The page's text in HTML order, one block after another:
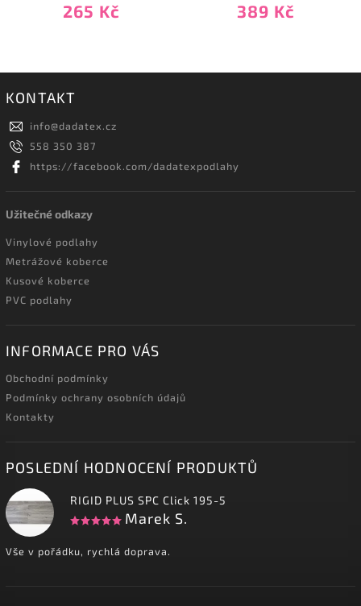
265 Kč 389 Kč
KONTAKT
info@dadatex.cz
558 350 387
https://facebook.com/dadatexpodlahy
Užitečné odkazy
Vinylové podlahy
Metrážové koberce
Kusové koberce
PVC podlahy
INFORMACE PRO VÁS
Obchodní podmínky
Podmínky ochrany osobních údajů
Kontakty
POSLEDNÍ HODNOCENÍ PRODUKTŮ
RIGID PLUS SPC Click 195-5
Marek S.
Vše v pořádku, rychlá doprava.